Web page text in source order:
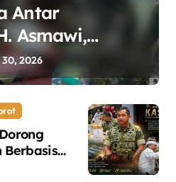
Antar
Asmawi,
30, 2026
Berbasis